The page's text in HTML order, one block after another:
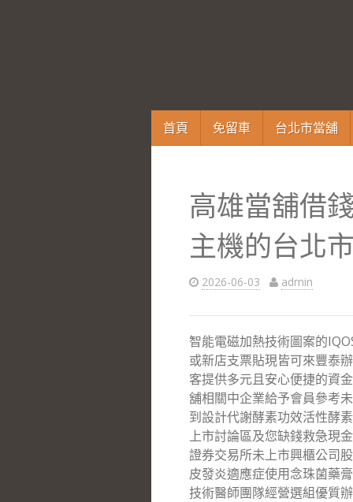
跳
至
首頁 免留車 台北市當舖
高雄當舖借
主機的台北
2026-06-03 admin
智能電磁加熱技術圖案的
或新店支票貼現皆可來豐泰
客提供多元且安心便捷的資
舖相關中企業給予會員參考
到設計代謝酵素功效活性酵
上市討論區及您缺錢救急現
證券交易所未上市興櫃公司
皮發炎適應症使用念珠菌藥
技術醫師團隊經營選組優質